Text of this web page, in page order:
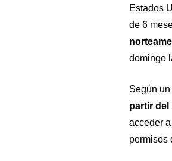
Estados
de 6
domingo
Según
partir del
acceder
permisos